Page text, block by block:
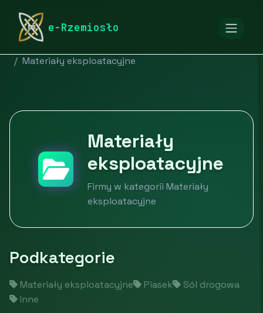
e-Rzemiosło
rymarstwo-poznan.pl
Nieruchomości i usługi powiązane
Materiały eksploatacyjne
Materiały
eksploatacyjne
Firmy w kategorii Materiały
eksploatacyjne
Podkategorie
Materiały eksploatacyjne Piasek
Sól drogowa
Inne